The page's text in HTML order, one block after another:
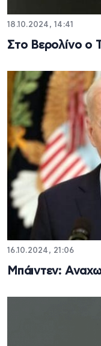
18.10.2024, 14:41
Στο Βερολίνο ο
16.10.2024, 21:06
Μπάιντεν: